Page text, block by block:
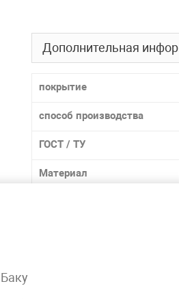
Баку
Дополнительная
покрытие
способ производства
ГОСТ / ТУ
Материал